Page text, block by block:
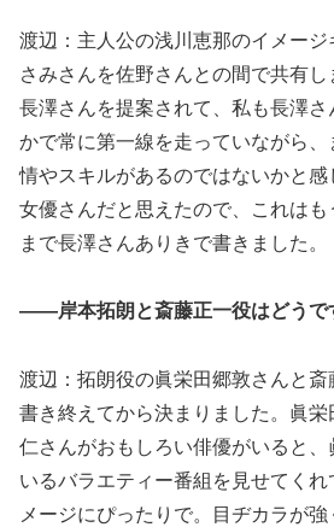
渡辺：主人公の浅川恵那のイメージ
さみさんを佐野さんとの間で共有
長澤さんを提案されて、私も長澤
かで常に第一線を走っていながら
情やスキルがあるのではないかと
女優さんだと思えたので、これは
まで長澤さんありきで書きました。
――岸本拓朗と斎藤正一役はどうで
渡辺：拓朗役の眞栄田郷敦さんと
書き終えてから決まりました。眞
仁さんがおもしろい俳優がいると
いるバラエティー番組を見せてくれ
メージにぴったりで。目ヂカラが強